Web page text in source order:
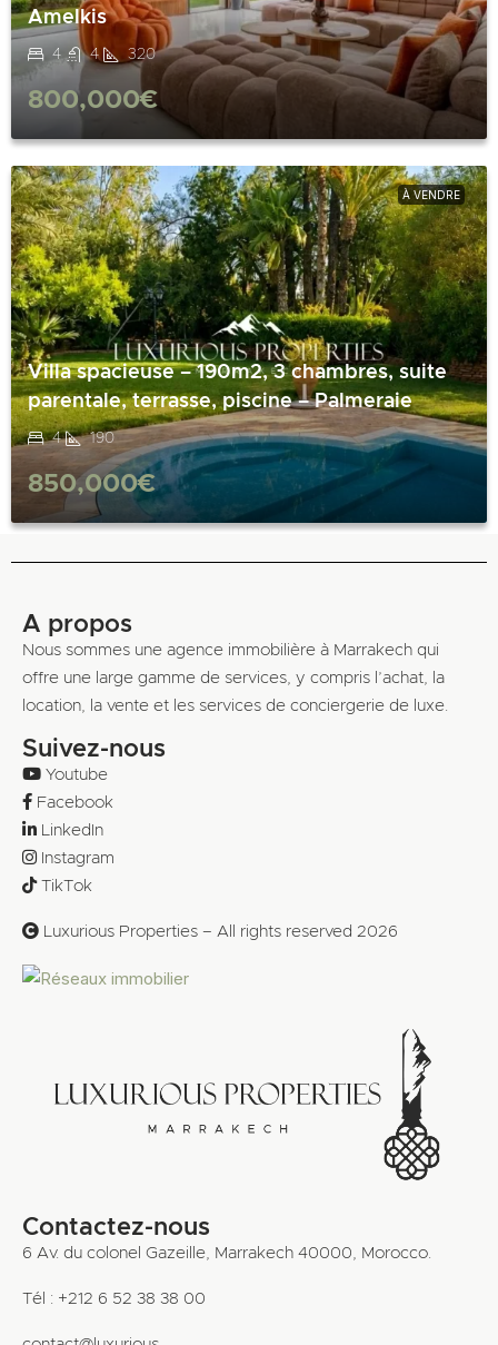
Amelkis
4 4 320
800,000€
À VENDRE
Villa spacieuse – 190m2, 3 chambres, suite
parentale, terrasse, piscine – Palmeraie
4 190
850,000€
A propos
Nous sommes une agence immobilière à Marrakech qui
offre une large gamme de services, y compris l’achat, la
location, la vente et les services de conciergerie de luxe.
Suivez-nous
Youtube
Facebook
LinkedIn
Instagram
TikTok
Luxurious Properties – All rights reserved 2026
Contactez-nous
6 Av. du colonel Gazeille, Marrakech 40000, Morocco.
Tél : +212 6 52 38 38 00